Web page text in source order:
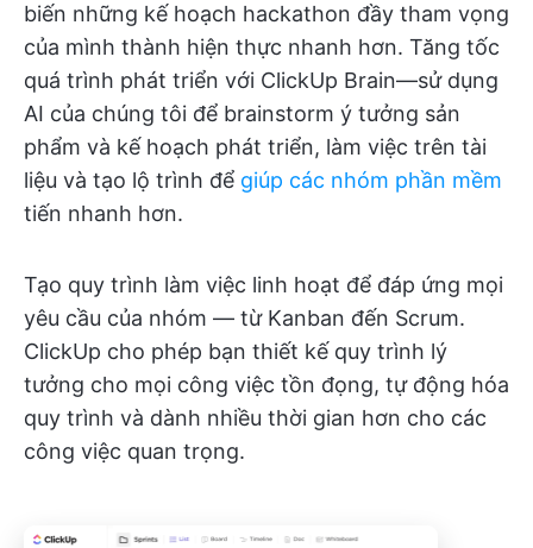
biến những kế hoạch hackathon đầy tham vọng
của mình thành hiện thực nhanh hơn. Tăng tốc
quá trình phát triển với ClickUp Brain—sử dụng
AI của chúng tôi để brainstorm ý tưởng sản
phẩm và kế hoạch phát triển, làm việc trên tài
liệu và tạo lộ trình để giúp các nhóm phần mềm
tiến nhanh hơn.
Tạo quy trình làm việc linh hoạt để đáp ứng mọi
yêu cầu của nhóm — từ Kanban đến Scrum.
ClickUp cho phép bạn thiết kế quy trình lý
tưởng cho mọi công việc tồn đọng, tự động hóa
quy trình và dành nhiều thời gian hơn cho các
công việc quan trọng.